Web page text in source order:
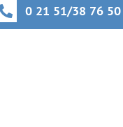
0 21 51/38 76 50